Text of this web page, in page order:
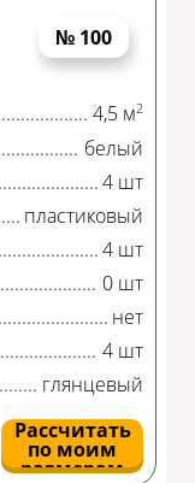
№ 100
4,5 м2
белый
4 шт
пластиковый
4 шт
0 шт
нет
4 шт
глянцевый
Рассчитать
по моим
размерам